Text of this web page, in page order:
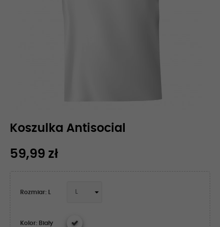
Koszulka Antisocial
59,99 zł
Rozmiar: L
Kolor: Biały